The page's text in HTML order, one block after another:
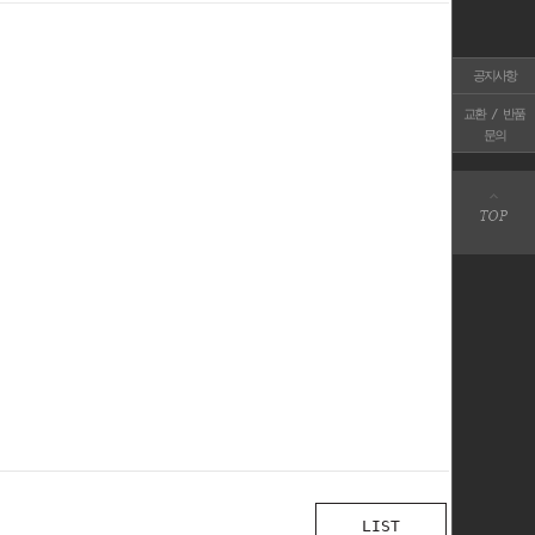
공지사항
교환 / 반품
문의
LIST